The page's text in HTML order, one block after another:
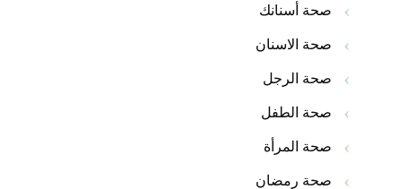
صحة أسنانك
صحة الاسنان
صحة الرجل
صحة الطفل
صحة المرأة
صحة رمضان